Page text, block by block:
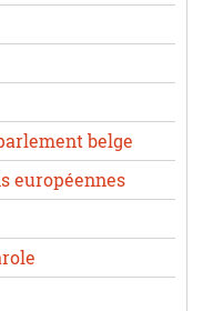
belge
européennes